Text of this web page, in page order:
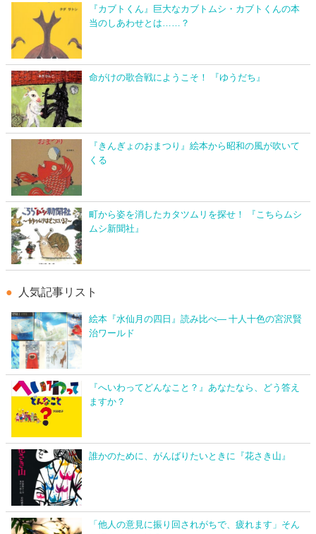
『カブトくん』巨大なカブトムシ・カブトくんの本
当のしあわせとは……？
命がけの歌合戦にようこそ！ 『ゆうだち』
『きんぎょのおまつり』絵本から昭和の風が吹いて
くる
町から姿を消したカタツムリを探せ！ 『こちらムシ
ムシ新聞社』
人気記事リスト
絵本『水仙月の四日』読み比べ― 十人十色の宮沢賢
治ワールド
『へいわってどんなこと？』あなたなら、どう答え
ますか？
誰かのために、がんばりたいときに『花さき山』
「他人の意見に振り回されがちで、疲れます」そん